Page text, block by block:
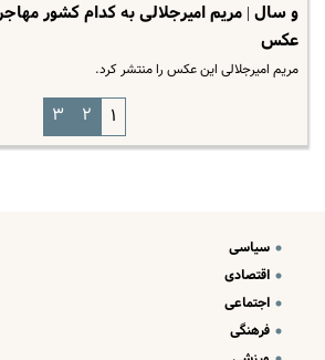
و سال | مریم امیرجلالی به کدام کشور
عکس
مریم امیرجلالی این عکس را منتشر کرد.
۱ ۲ ۳
سیاسی
اقتصادی
اجتماعی
فرهنگی